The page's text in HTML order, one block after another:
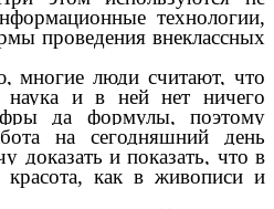
технологии,
проведения внеклассных
многие люди считают, что
наука и в ней нет ничего
да формулы, поэтому
на сегодняшний день
доказать и показать, что в
красота, как в живописи и